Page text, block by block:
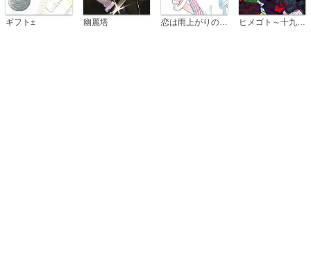
ギフト± 幽麗塔 恋は雨上がりのように ヒメゴト～十九歳の制服～